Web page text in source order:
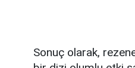
Sonuç olarak,